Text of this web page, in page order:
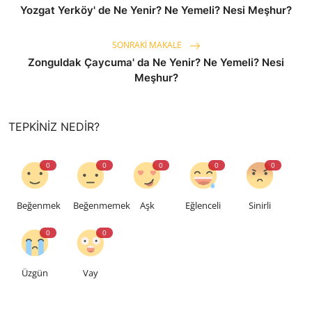
Yozgat Yerköy' de Ne Yenir? Ne Yemeli? Nesi Meşhur?
SONRAKI MAKALE
Zonguldak Çaycuma' da Ne Yenir? Ne Yemeli? Nesi
Meşhur?
TEPKINIZ NEDIR?
0
Beğenmek
0
Beğenmemek
0
Aşk
0
Eğlenceli
0
Sinirli
0
Üzgün
0
Vay